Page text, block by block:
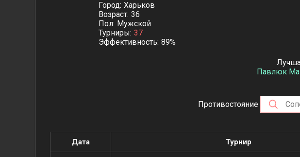
Город Харьков
Возраст 36
Пол Мужской
Турниры 37
Эффективность 89%
Павлюк
Противостояние
Дата Турнир